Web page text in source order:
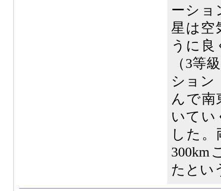
ーショ
星は空
うに
（3等
ション
んで南
いてい
した
300km
たとい